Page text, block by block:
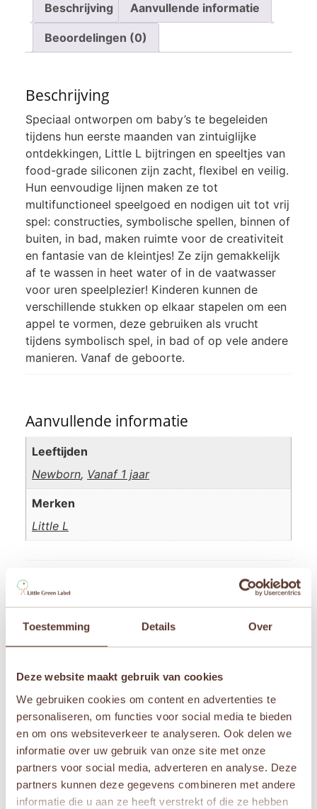
Toestemming Details Over
Deze website maakt gebruik van cookies
We gebruiken cookies om content en advertenties te
personaliseren, om functies voor social media te bieden
en om ons websiteverkeer te analyseren. Ook delen we
informatie over uw gebruik van onze site met onze
partners voor social media, adverteren en analyse. Deze
partners kunnen deze gegevens combineren met andere
informatie die u aan ze heeft verstrekt of die ze hebben
Beschrijving Aanvullende informatie
Beoordelingen (0)
Beschrijving
Speciaal ontworpen om baby’s te begeleiden
tijdens hun eerste maanden van zintuiglijke
ontdekkingen, Little L bijtringen en speeltjes van
food-grade siliconen zijn zacht, flexibel en veilig.
Hun eenvoudige lijnen maken ze tot
multifunctioneel speelgoed en nodigen uit tot vrij
spel: constructies, symbolische spellen, binnen of
buiten, in bad, maken ruimte voor de creativiteit
en fantasie van de kleintjes! Ze zijn gemakkelijk
af te wassen in heet water of in de vaatwasser
voor uren speelplezier! Kinderen kunnen de
verschillende stukken op elkaar stapelen om een ​​
appel te vormen, deze gebruiken als vrucht
tijdens symbolisch spel, in bad of op vele andere
manieren. Vanaf de geboorte.
Aanvullende informatie
Leeftijden
Newborn, Vanaf 1 jaar
Merken
Little L
Beoordelingen
Er zijn nog geen beoordelingen.
Rood en Wit” te beoordelen
velden zijn gemarkeerd met*
Je waardering*
Je beoordeling*